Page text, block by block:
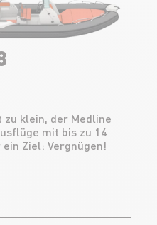
zu klein, der Medline
mit bis zu 14
Ziel: Vergnügen!